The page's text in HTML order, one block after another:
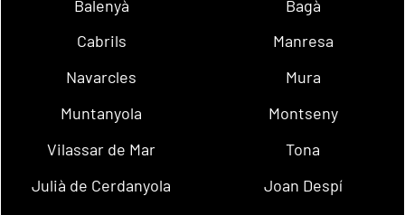
Balenyà
Bagà
Cabrils
Manresa
Navarcles
Mura
Muntanyola
Montseny
Vilassar de Mar
Tona
Julià de Cerdanyola
Joan Despí